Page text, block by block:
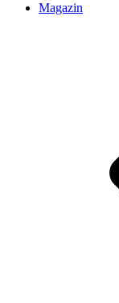
Magazin